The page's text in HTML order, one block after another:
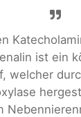
ist ein
welcher